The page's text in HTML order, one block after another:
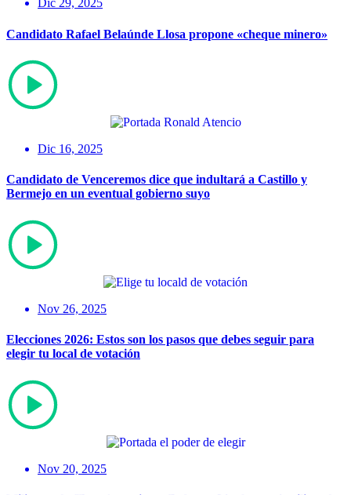
Dic 29, 2025
Candidato Rafael Belaúnde Llosa propone «cheque minero»
Dic 16, 2025
Candidato de Venceremos dice que indultará a Castillo y
Bermejo en un eventual gobierno suyo
Nov 26, 2025
Elecciones 2026: Estos son los pasos que debes seguir para
elegir tu local de votación
Nov 20, 2025